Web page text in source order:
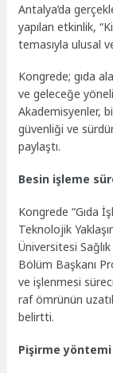
Antalya’da
yapılan etkinlik,
temasıyla ulusal
Kongrede; gıda
ve geleceğe
Akademisyenler,
güvenliği ve
paylaştı.
Besin işleme
Kongrede “Gıda
Teknolojik
Üniversitesi
Bölüm Başkanı
ve işlenmesi
raf ömrünün
belirtti.
Pişirme